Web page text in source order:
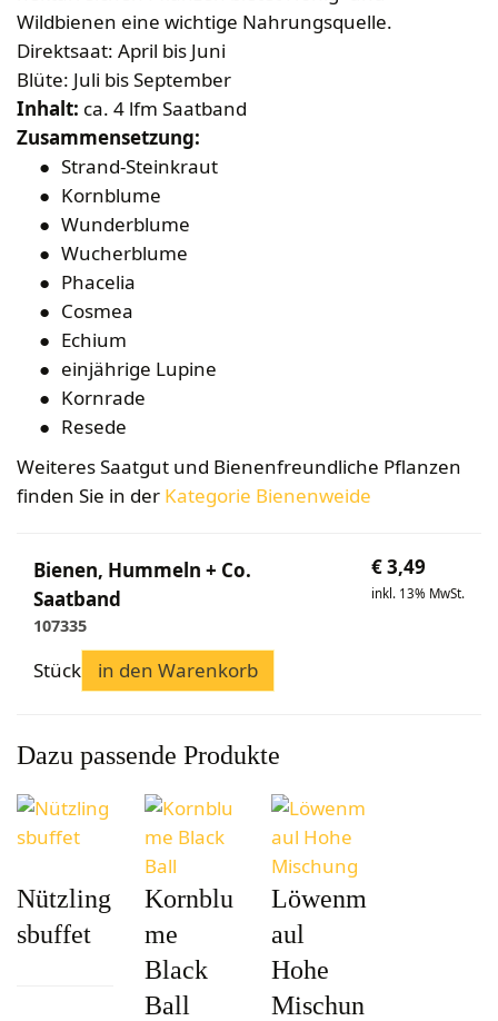
Wabenhonigwelt
Rähmchen & Zubehör
Diverses
Lagerung
Pollenernte
Stockwaagen
Bienenluft
Fachliteratur
Imkerei
Bienengesundheit
Bienenweide
Honig & Bienenprodukte
Königinnenzucht
Diverse Fachliteratur
Mundhygiene
Geschenke/Diverses
Wildbienen eine wichtige Nahrungsquelle.
Direktsaat: April bis Juni
Blüte: Juli bis September
Inhalt: ca. 4 lfm Saatband
Zusammensetzung:
Strand-Steinkraut
Kornblume
Wunderblume
Wucherblume
Phacelia
Cosmea
Echium
einjährige Lupine
Kornrade
Resede
Weiteres Saatgut und Bienenfreundliche Pflanzen
finden Sie in der Kategorie Bienenweide
Bienen, Hummeln + Co.
Saatband
107335
€3,49
inkl. 13% MwSt.
Stück in den Warenkorb
Dazu passende Produkte
Nützling
sbuffet
Kornblu
me
Black
Ball
Löwenm
aul
Hohe
Mischun